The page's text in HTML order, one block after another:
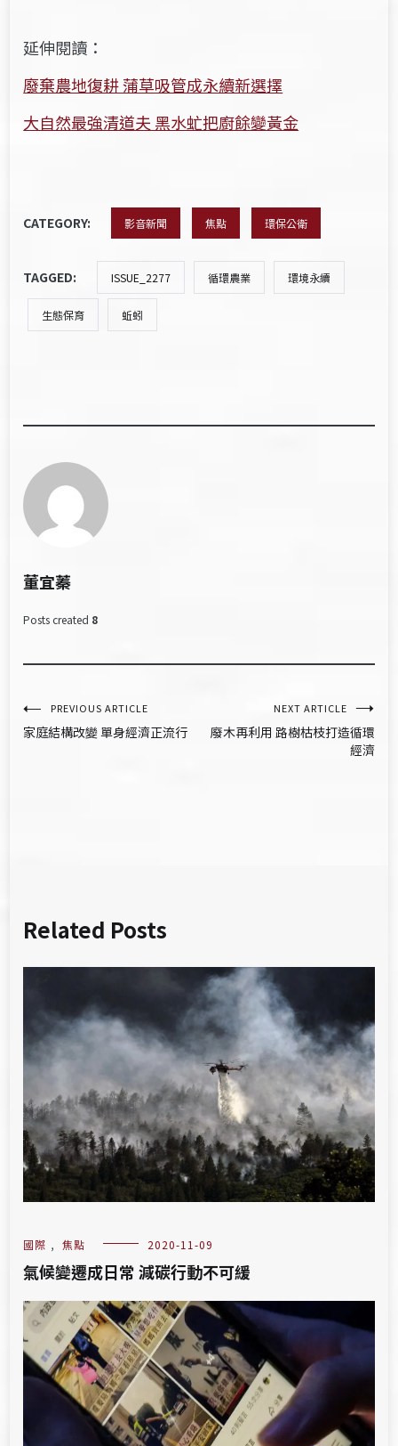
延伸閱讀：
廢棄農地復耕 蒲草吸管成永續新選擇
大自然最強清道夫 黑水虻把廚餘變黃金
CATEGORY: 影音新聞 焦點 環保公衛
TAGGED: ISSUE_2277 循環農業 環境永續
生態保育 蚯蚓
董宜蓁
Posts created 8
文
章
PREVIOUS ARTICLE
家庭結構改變 單身經濟正流行
NEXT ARTICLE
廢木再利用 路樹枯枝打造循環
經濟
Related Posts
國際 , 焦點 2020-11-09
氣候變遷成日常 減碳行動不可緩